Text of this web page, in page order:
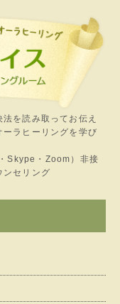
を読み取ってお伝え
ラヒーリングを学び
Skype・Zoom）非接
ンセリング